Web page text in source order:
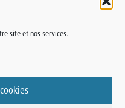
site et nos services.
18 · 26919 Brake